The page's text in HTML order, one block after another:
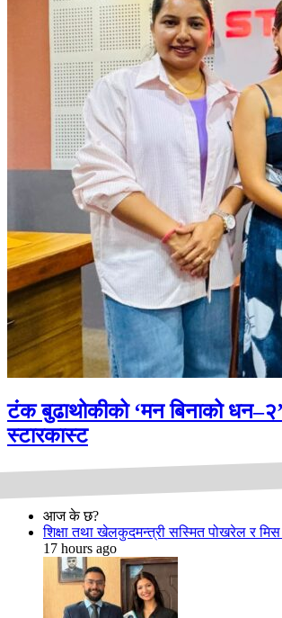
टंक बुढाथोकीको ‘मन बिनाको
स्टारकास्ट
आज के छ?
शिक्षा तथा खेलकुदमन्त्री सस्मित पोखरेल र
17 hours ago